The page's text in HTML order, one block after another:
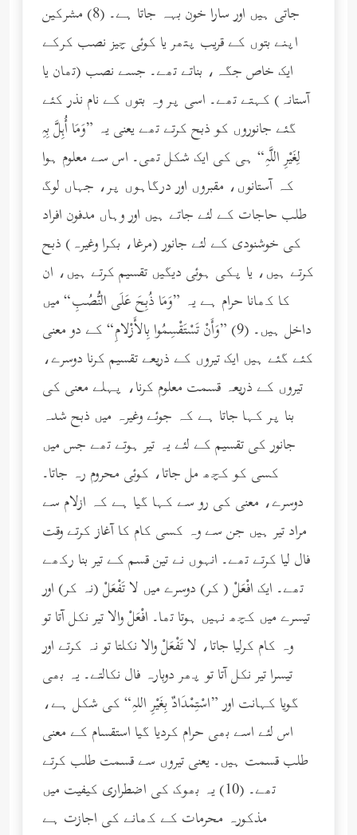
جاتی ہیں اور سارا خون بہہ جاتا ہے۔ (8) مشرکین
اپنے بتوں کے قریب پتھر یا کوئی چیز نصب کرکے
ایک خاص جگہ، بناتے تھے۔ جسے نصب (تھان یا
آستانہ) کہتے تھے۔ اسی پر وہ بتوں کے نام نذر کئے
گئے جانوروں کو ذبح کرتے تھے یعنی یہ ”وَمَا أُهِلَّ بِهِ
لِغَيْرِ اللَّهِ“ ہی کی ایک شکل تھی۔ اس سے معلوم ہوا
کہ آستانوں، مقبروں اور درگاہوں پر، جہاں لوگ
طلب حاجات کے لئے جاتے ہیں اور وہاں مدفون افراد
کی خوشنودی کے لئے جانور (مرغا، بکرا وغیرہ) ذبح
کرتے ہیں، یا پکی ہوئی دیگیں تقسیم کرتے ہیں، ان
کا کھانا حرام ہے یہ ”وَمَا ذُبِحَ عَلَى النُّصُبِ“ میں
داخل ہیں۔ (9) ”وَأَنْ تَسْتَقْسِمُوا بِالأَزْلامِ“ کے دو معنی
کئے گئے ہیں ایک تیروں کے ذریعے تقسیم کرنا دوسرے،
تیروں کے ذریعہ قسمت معلوم کرنا، پہلے معنی کی
بنا پر کہا جاتا ہے کہ جوئے وغیرہ میں ذبح شدہ
جانور کی تقسیم کے لئے یہ تیر ہوتے تھے جس میں
کسی کو کچھ مل جاتا، کوئی محروم رہ جاتا۔
دوسرے، معنی کی رو سے کہا گیا ہے کہ ازلام سے
مراد تیر ہیں جن سے وہ کسی کام کا آغاز کرتے وقت
فال لیا کرتے تھے۔ انہوں نے تین قسم کے تیر بنا رکھے
تھے۔ ایک افْعَلْ ( کر) دوسرے میں لا تَفْعَلْ (نہ کر) اور
تیسرے میں کچھ نہیں ہوتا تھا۔ افْعَلْ والا تیر نکل آتا تو
وہ کام کرلیا جاتا، لا تَفْعَلْ والا نکلتا تو نہ کرتے اور
تیسرا تیر نکل آتا تو پھر دوبارہ فال نکالتے۔ یہ بھی
گویا کہانت اور ”اسْتِمْدَادٌ بِغَيْرِ اللهِ“ کی شکل ہے،
اس لئے اسے بھی حرام کردیا گیا استقسام کے معنی
طلب قسمت ہیں۔ یعنی تیروں سے قسمت طلب کرتے
تھے۔ (10) یہ بھوک کی اضطراری کیفیت میں
مذکورہ محرمات کے کھانے کی اجازت ہے